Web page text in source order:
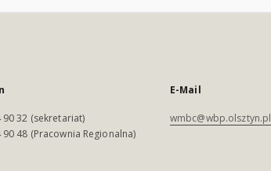
90 32 (sekretariat)
90 48 (Pracownia Regionalna)
E-Mail
wmbc@wbp.olsztyn.pl